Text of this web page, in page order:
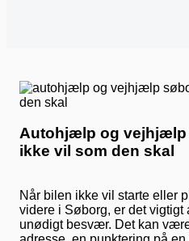
Autohjælp og vejhjælp
ikke vil som den skal
Når bilen ikke vil starte eller
videre i Søborg, er det
unødigt besvær. Det kan